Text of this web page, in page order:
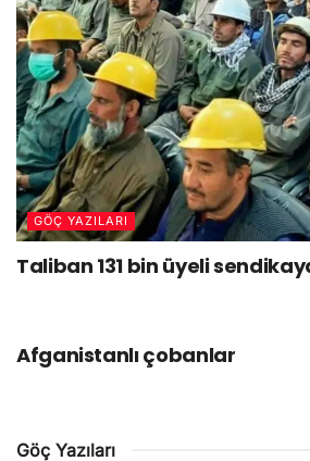
GÖÇ YAZILARI
Taliban 131 bin üyeli
Afganistanlı çobanlar
Göç Yazıları